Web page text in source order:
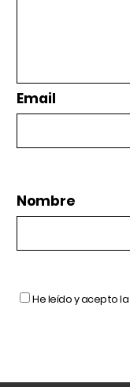
Email
Nombre
He leído y acepto la